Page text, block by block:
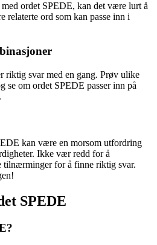
ordet SPEDE, kan det være lurt å
relaterte ord som kan passe inn i
riktig svar med en gang. Prøv ulike
se om ordet SPEDE passer inn på
kan være en morsom utfordring
Ikke vær redd for å
tilnærminger for å finne riktig svar.
SPEDE